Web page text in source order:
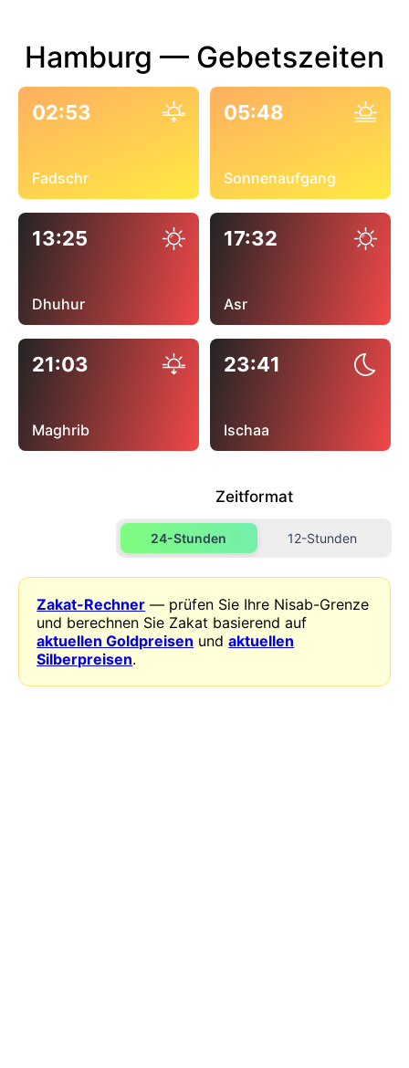
Hamburg — Gebetszeiten
02:53
Fadschr
05:48
Sonnenaufgang
13:25
Dhuhur
17:32
Asr
21:03
Maghrib
23:41
Ischaa
Zeitformat
24-Stunden 12-Stunden
Zakat-Rechner — prüfen Sie Ihre Nisab-Grenze
und berechnen Sie Zakat basierend auf
aktuellen Goldpreisen undaktuellen
Silberpreisen.